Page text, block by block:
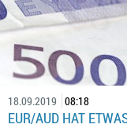
18.09.2019 08:18
EUR/AUD HAT